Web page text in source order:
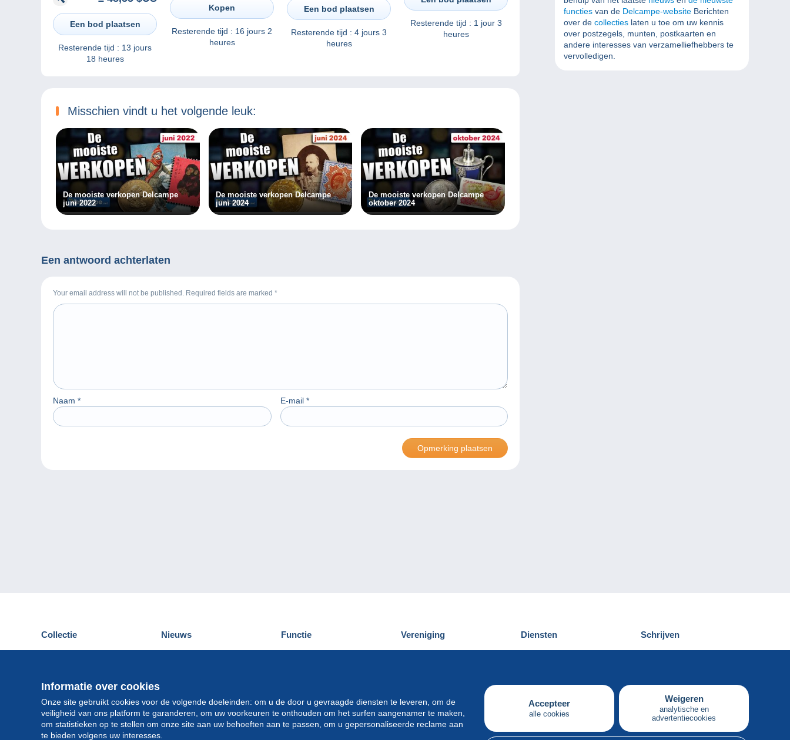
Een bod plaatsen
Resterende tijd : 13 jours
18 heures
Kopen
Resterende tijd : 16 jours 2
heures
Een bod plaatsen
Resterende tijd : 4 jours 3
heures
Resterende tijd : 1 jour 3
heures
Misschien vindt u het volgende leuk:
De mooiste verkopen Delcampe
juni 2022
De mooiste verkopen Delcampe
juni 2024
De mooiste verkopen Delcampe
oktober 2024
Een antwoord achterlaten
Your email address will not be published. Required fields are marked *
Naam * E-mail *
functies van de Delcampe-website Berichten
over de collecties laten u toe om uw kennis
over postzegels, munten, postkaarten en
andere interesses van verzamelliefhebbers te
vervolledigen.
Informatie over cookies
Onze site gebruikt cookies voor de volgende doeleinden: om u de door u gevraagde diensten te leveren, om de
veiligheid van ons platform te garanderen, om uw voorkeuren te onthouden om het surfen aangenamer te maken,
om statistieken op te stellen om onze site aan uw behoeften aan te passen, om u gepersonaliseerde reclame aan
te bieden volgens uw interesses.
Accepteer
alle cookies
Weigeren
analytische en
advertentiecookies
Collectie
Postkaarten
Andere collecties
Nieuws
Delcampe Evenementen
Functie
Nieuwigheden
Vereniging
Wie zijn wij
Diensten
Delcampe ontdekken
Schrijven
Nederlands